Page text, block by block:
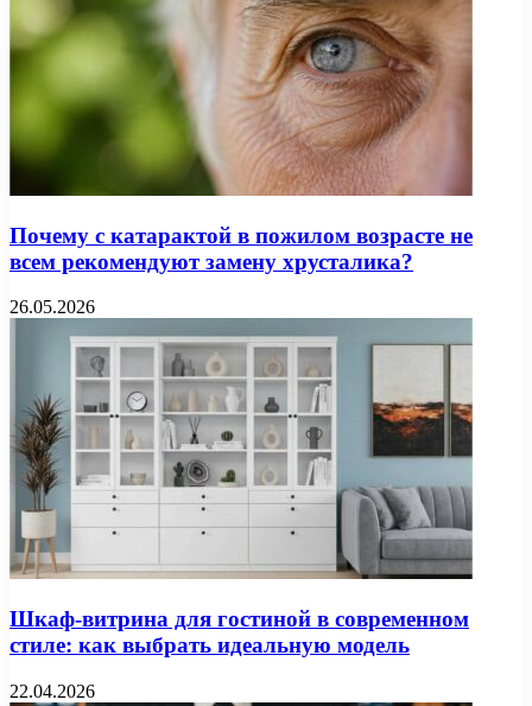
Почему с катарактой в пожилом возрасте не
всем рекомендуют замену хрусталика?
26.05.2026
Шкаф-витрина для гостиной в современном
стиле: как выбрать идеальную модель
22.04.2026